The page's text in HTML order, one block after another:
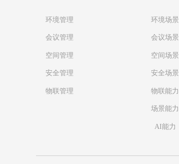
环境管理
会议管理
空间管理
安全管理
物联管理
环境场景
会议场景
空间场景
安全场景
物联能力
场景能力
AI能力